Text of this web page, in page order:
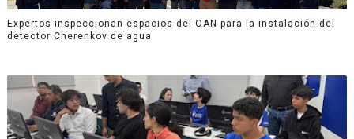
Expertos inspeccionan espacios del OAN para la instalación del
detector Cherenkov de agua